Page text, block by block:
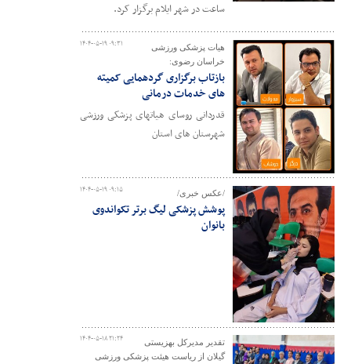
ساعت در شهر ایلام برگزار کرد.
۱۴۰۴-۰۵-۱۹ ۰۹:۳۱
هیات پزشکی ورزشی
خراسان رضوی:
بازتاب برگزاری گردهمایی کمیته
های خدمات درمانی
قدردانی روسای هیاتهای پزشکی ورزشی
شهرستان های استان
۱۴۰۴-۰۵-۱۹ ۰۹:۱۵ /عکس خبری/
پوشش پزشکی لیگ برتر تکواندوی
بانوان
۱۴۰۴-۰۵-۱۸ ۲۱:۲۴
تقدیر مدیرکل بهزیستی
گیلان از ریاست هیئت پزشکی ورزشی